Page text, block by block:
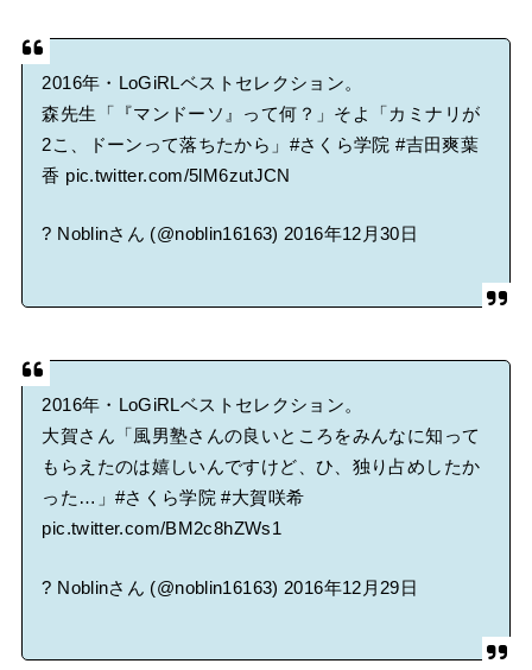
2016年・LoGiRLベストセレクション。
森先生「『マンドーソ』って何？」そよ「カミナリが
2こ、ドーンって落ちたから」 #さくら学院 #吉田爽葉
香 pic.twitter.com/5lM6zutJCN
? Noblinさん (@noblin16163)2016年12月30日
2016年・LoGiRLベストセレクション。
大賀さん「風男塾さんの良いところをみんなに知って
もらえたのは嬉しいんですけど、ひ、独り占めしたか
った…」 #さくら学院 #大賀咲希
pic.twitter.com/BM2c8hZWs1
? Noblinさん (@noblin16163) 2016年12月29日